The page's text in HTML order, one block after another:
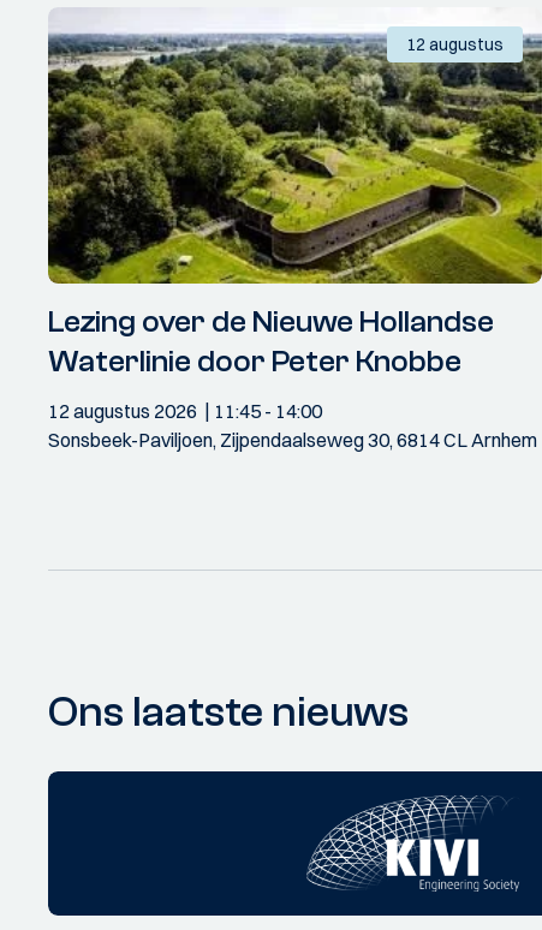
12 augustus
Lezing over de Nieuwe Hollandse
Waterlinie door Peter Knobbe
12 augustus 2026 11:45 - 14:00
Sonsbeek-Paviljoen, Zijpendaalseweg 30, 6814 CL Arnhem
Ons laatste nieuws